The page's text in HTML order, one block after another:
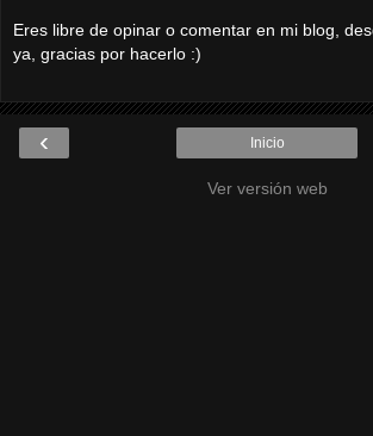
Eres libre de opinar o comentar en mi blog,
ya, gracias por hacerlo :)
‹ Inicio
Ver versión web